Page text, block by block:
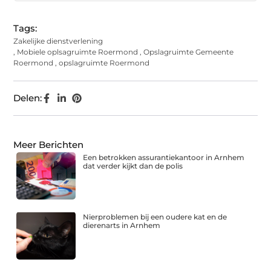
Tags:
Zakelijke dienstverlening
, Mobiele oplsagruimte Roermond ,Opslagruimte Gemeente
Roermond ,opslagruimte Roermond
Delen:
Meer Berichten
Een betrokken assurantiekantoor in Arnhem
dat verder kijkt dan de polis
Nierproblemen bij een oudere kat en de
dierenarts in Arnhem